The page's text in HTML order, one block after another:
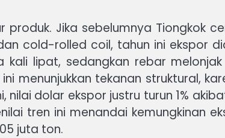
Jika sebelumnya Tiongkok
cold-rolled coil, tahun ini ekspor
lipat, sedangkan rebar melonjak
menunjukkan tekanan struktural,
dolar ekspor justru turun 1%
tren ini menandai kemungkinan
juta ton.